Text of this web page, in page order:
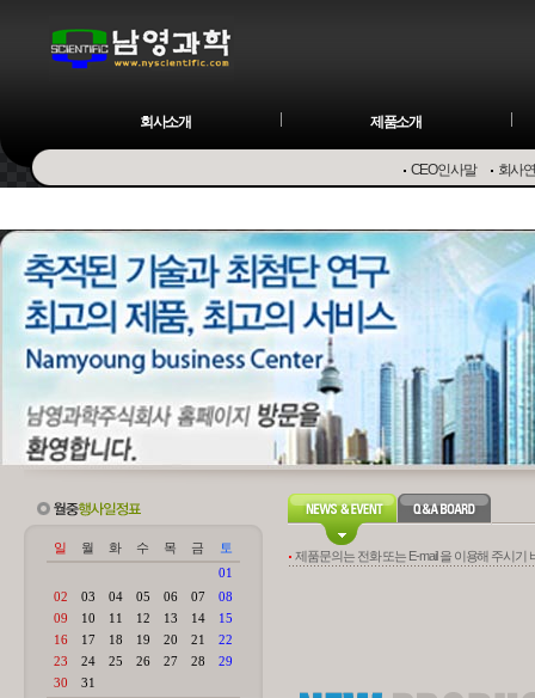
회사소개 제품소개
CEO인사말 회사
제품문의는 전화 또는 E-mail 을 이용해 주시기
Preparative LC